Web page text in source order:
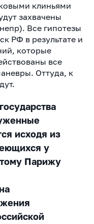
клиньями
захвачены
Все гипотезы
РФ в результате и
которые
все
Оттуда, к
исходя из
у
Парижу